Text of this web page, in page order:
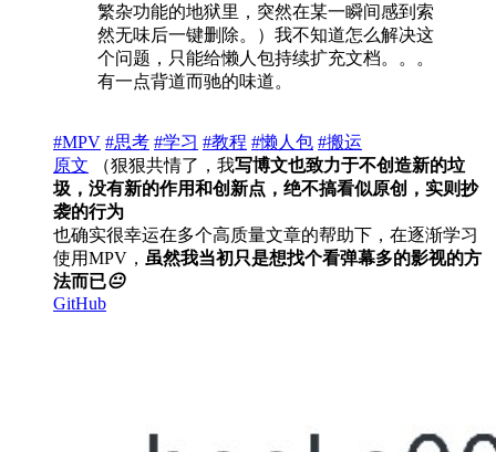
繁杂功能的地狱里，突然在某一瞬间感到索
然无味后一键删除。）我不知道怎么解决这
个问题，只能给懒人包持续扩充文档。。。
有一点背道而驰的味道。
#MPV #思考 #学习 #教程 #懒人包 #搬运
原文 （狠狠共情了，我写博文也致力于不创造新的垃
圾，没有新的作用和创新点，绝不搞看似原创，实则抄
袭的行为
也确实很幸运在多个高质量文章的帮助下，在逐渐学习
使用MPV， 虽然我当初只是想找个看弹幕多的影视的方
法而已😐
GitHub